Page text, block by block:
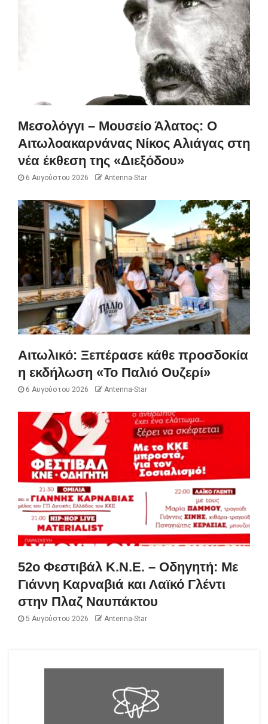
Μεσολόγγι – Μουσείο Άλατος: Ο
Αιτωλοακαρνάνας Νίκος Αλιάγας στη
νέα έκθεση της «Διεξόδου»
6 Αυγούστου 2026 Antenna-Star
Αιτωλικό: Ξεπέρασε κάθε προσδοκία
η εκδήλωση «Το Παλιό Ουζερί»
6 Αυγούστου 2026 Antenna-Star
52ο Φεστιβάλ Κ.Ν.Ε. – Οδηγητή: Με
Γιάννη Καρναβιά και Λαϊκό Γλέντι
στην Πλαζ Ναυπάκτου
5 Αυγούστου 2026 Antenna-Star